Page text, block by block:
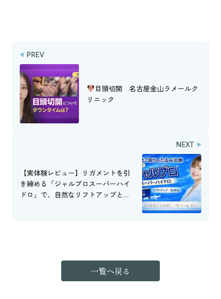
PREV
目頭切開 名古屋金山ラメールク
リニック
NEXT
【実体験レビュー】リガメントを引
き締める「ジャルプロスーパーハイ
ドロ」で、自然なリフトアップとツ
一覧へ戻る